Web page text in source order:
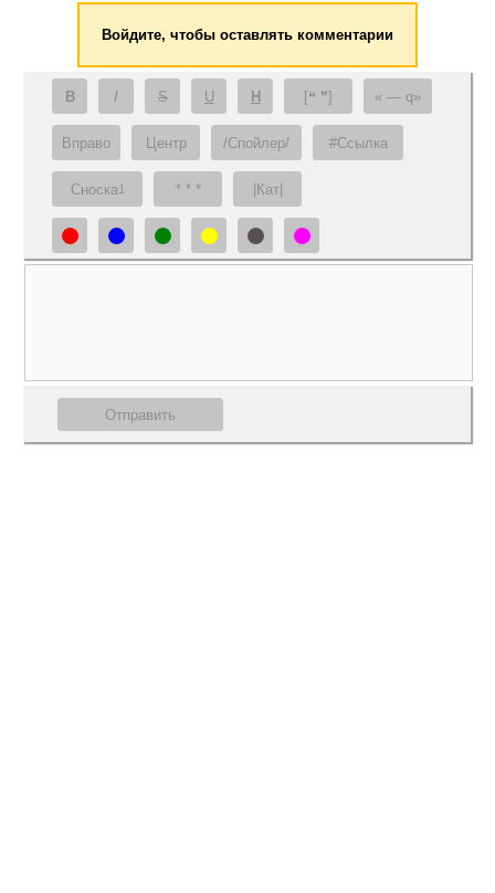
Войдите, чтобы оставлять комментарии
B I S U H [❝ ❞] — q
Вправо Центр /Спойлер/ #Ссылка
Сноска1 * * * |Кат|